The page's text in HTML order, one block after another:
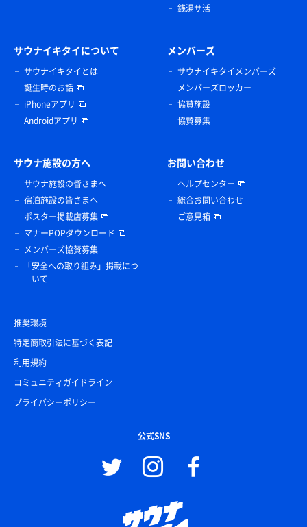
銭湯サ活
サウナイキタイについて
サウナイキタイとは
誕生時のお話
iPhoneアプリ
Androidアプリ
メンバーズ
サウナイキタイメンバーズ
メンバーズロッカー
協賛施設
協賛募集
サウナ施設の方へ
サウナ施設の皆さまへ
宿泊施設の皆さまへ
ポスター掲載店募集
マナーPOPダウンロード
メンバーズ協賛募集
「安全への取り組み」掲載につ
いて
お問い合わせ
ヘルプセンター
総合お問い合わせ
ご意見箱
推奨環境
特定商取引法に基づく表記
利用規約
コミュニティガイドライン
プライバシーポリシー
公式SNS